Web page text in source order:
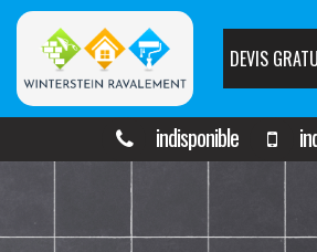
DEVIS
indisponible